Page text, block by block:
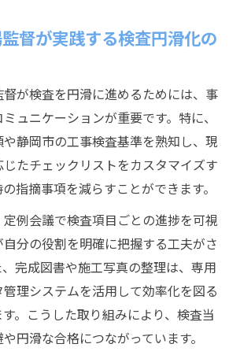
督が実践する検査円滑化の
が検査を円滑に進めるためには、事
ュニケーションが重要です。特に、
静岡市の工事検査基準を熟知し、現
たチェックリストをカスタマイズす
指摘事項を減らすことができます。
例会議で検査項目ごとの進捗を可視
分の役割を明確に把握する工夫がさ
完成図書や施工写真の整理は、専用
理システムを活用して効率化を図る
。こうした取り組みにより、検査当
円滑な合格につながっています。